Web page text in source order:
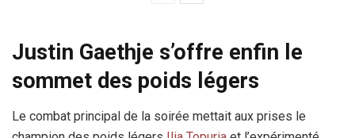
Justin Gaethje s’offre enfin le
sommet des poids légers
Le combat principal de la soirée mettait aux prises le